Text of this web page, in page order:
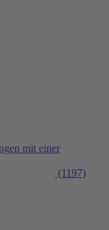
mit einer
(1197)